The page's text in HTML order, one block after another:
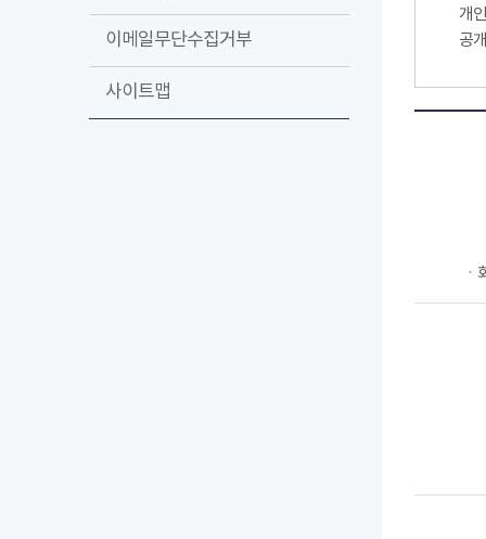
이메일무단수집거부
사이트맵
개
공
ㆍ